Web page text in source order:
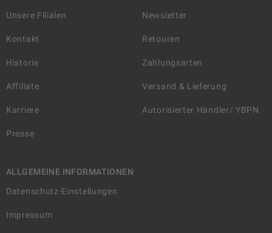
Unsere Filialen
Kontakt
Historie
Affiliate
Karriere
Presse
Newsletter
Retouren
Zahlungsarten
Versand & Lieferung
Autorisierter Händler/ YBPN
ALLGEMEINE INFORMATIONEN
Datenschutz-Einstellungen
Impressum